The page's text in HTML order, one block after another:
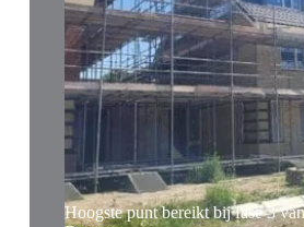
Hoogste punt bereikt bij fase 3